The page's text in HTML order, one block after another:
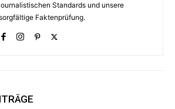
Standards und unsere
Faktenprüfung.